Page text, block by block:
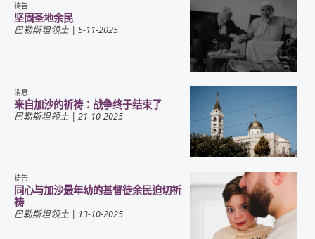
祷告
坚固圣地余民
巴勒斯坦领土 | 5-11-2025
消息
来自加沙的祈祷：战争终于结束了
巴勒斯坦领土 | 21-10-2025
祷告
同心与加沙最年幼的基督徒余民迫切祈
祷
巴勒斯坦领土 | 13-10-2025